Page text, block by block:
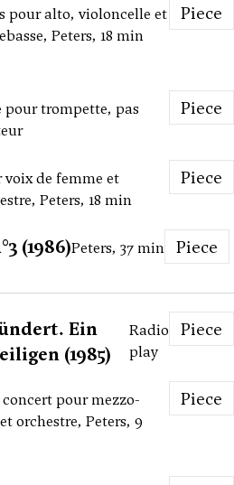
pour alto, violoncelle et
Peters, 18 min
Piece
pour trompette, pas
Piece
voix de femme et
Peters, 18 min
Piece
(1986)Peters, 37 min
Piece
Ein
(1985)
Radio
play
Piece
concert pour mezzo-
orchestre, Peters, 9
Piece